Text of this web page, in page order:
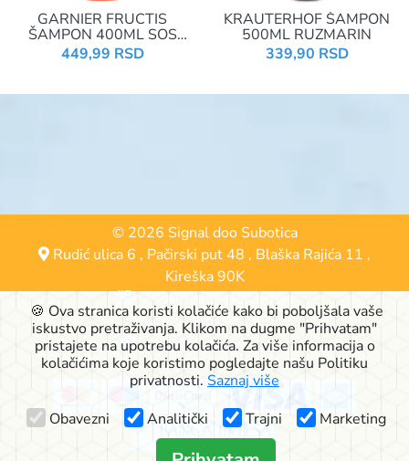
GARNIER FRUCTIS
ŠAMPON 400ML SOS
REPAIR
449,99 RSD
KRAUTERHOF ŠAMPON
500ML RUZMARIN
339,90 RSD
© 2026 Signal doo Subotica
Rudić ulica 6 , Pačirski put 48 , Blaška Rajića 11 ,
Kireška 90K
24000 Subotica, Srbija
063-553-574
online@signalshop.rs
🍪 Ova stranica koristi kolačiće kako bi poboljšala vaše
iskustvo pretraživanja. Klikom na dugme "Prihvatam"
pristajete na upotrebu kolačića. Za više informacija o
kolačićima koje koristimo pogledajte našu Politiku
privatnosti. Saznaj više
Obavezni
Analitički Trajni Marketing